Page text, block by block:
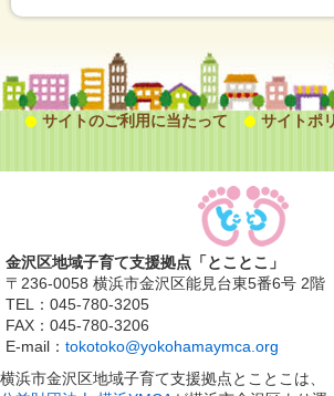
サイトのご利用に当たって サイトポ
金沢区地域子育て支援拠点「とことこ」
〒236-0058 横浜市金沢区能見台東5番6号 2階
TEL：045-780-3205
FAX：045-780-3206
E-mail： tokotoko@yokohamaymca.org
横浜市金沢区地域子育て支援拠点とことこは、